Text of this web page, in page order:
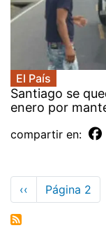
El País
Santiago se
enero por
compartir en:
Paginación
Página
anterior
‹‹ Página 2